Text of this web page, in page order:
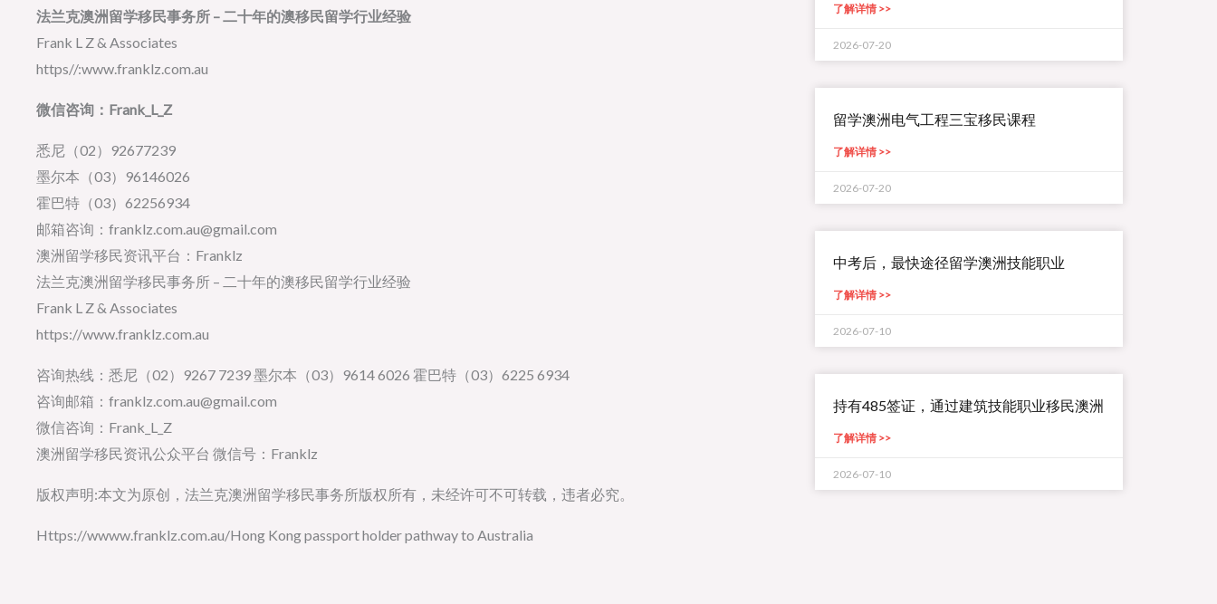
法兰克澳洲留学移民事务所 – 二十年的澳移民留学行业经验
Frank L Z & Associates
https//:www.franklz.com.au
微信咨询：Frank_L_Z
悉尼（02）92677239
墨尔本（03）96146026
霍巴特（03）62256934
邮箱咨询：franklz.com.au@gmail.com
澳洲留学移民资讯平台：Franklz
法兰克澳洲留学移民事务所 – 二十年的澳移民留学行业经验
Frank L Z & Associates
https://www.franklz.com.au
咨询热线：悉尼（02）9267 7239 墨尔本（03）9614 6026 霍巴特（03）6225 6934
咨询邮箱：franklz.com.au@gmail.com
微信咨询：Frank_L_Z
澳洲留学移民资讯公众平台 微信号：Franklz
版权声明:本文为原创，法兰克澳洲留学移民事务所版权所有，未经许可不可转载，违者必究。
Https://wwww.franklz.com.au/Hong Kong passport holder pathway to Australia
了解详情 >>
2026-07-20
留学澳洲电气工程三宝移民课程
了解详情 >>
2026-07-20
中考后，最快途径留学澳洲技能职业
了解详情 >>
2026-07-10
持有485签证，通过建筑技能职业移民澳洲
了解详情 >>
2026-07-10